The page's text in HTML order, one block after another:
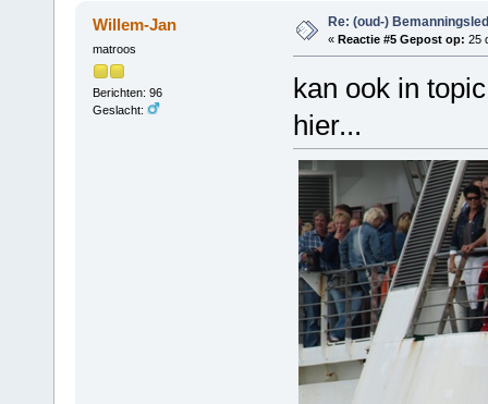
Willem-Jan
matroos
Berichten: 96
Geslacht:
Re: (oud-)
« Reactie #5 Gepost op: 25
kan ook in
hier...